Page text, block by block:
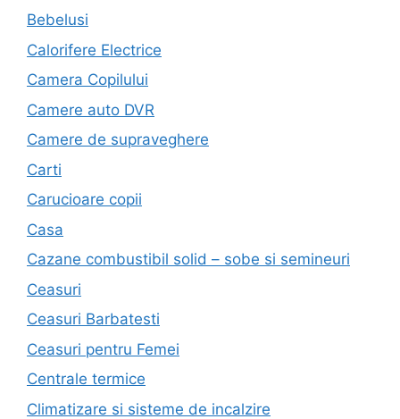
Bebelusi
Calorifere Electrice
Camera Copilului
Camere auto DVR
Camere de supraveghere
Carti
Carucioare copii
Casa
Cazane combustibil solid – sobe si semineuri
Ceasuri
Ceasuri Barbatesti
Ceasuri pentru Femei
Centrale termice
Climatizare si sisteme de incalzire